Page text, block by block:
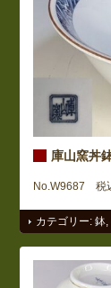
庫山窯丼
No.W9687 税
カテゴリー:鉢